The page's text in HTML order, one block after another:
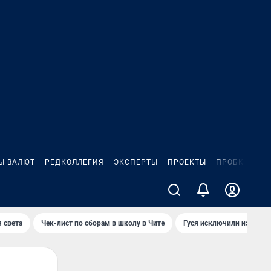
ВАЛЮТ РЕДКОЛЛЕГИЯ ЭКСПЕРТЫ ПРОЕКТЫ ПРОБКИ
света Чек-лист по сборам в школу в Чите Гуся исключили из